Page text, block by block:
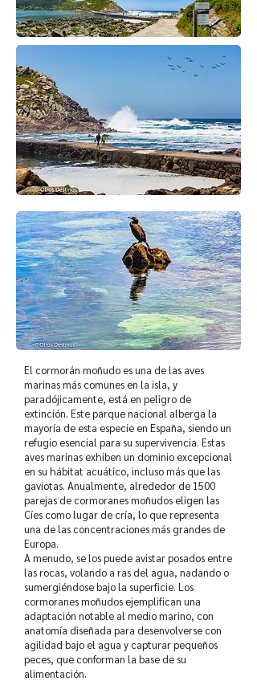
El cormorán moñudo es una de las aves
marinas más comunes en la isla, y
paradójicamente, está en peligro de
extinción. Este parque nacional alberga la
mayoría de esta especie en España, siendo un
refugio esencial para su supervivencia. Estas
aves marinas exhiben un dominio excepcional
en su hábitat acuático, incluso más que las
gaviotas. Anualmente, alrededor de 1500
parejas de cormoranes moñudos eligen las
Cíes como lugar de cría, lo que representa
una de las concentraciones más grandes de
Europa.
A menudo, se los puede avistar posados entre
las rocas, volando a ras del agua, nadando o
sumergiéndose bajo la superficie. Los
cormoranes moñudos ejemplifican una
adaptación notable al medio marino, con
anatomía diseñada para desenvolverse con
agilidad bajo el agua y capturar pequeños
peces, que conforman la base de su
alimentación.